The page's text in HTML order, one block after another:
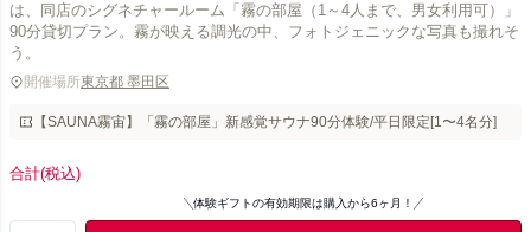
は、同店のシグネチャールーム「霧の部屋（1～4人まで、男女利用可）」
90分貸切プラン。霧が映える調光の中、フォトジェニックな写真も撮れそ
う。
開催場所東京都 墨田区
【SAUNA霧宙】「霧の部屋」新感覚サウナ90分体験/平日限定[1〜4名分]
合計(税込)
体験ギフトの有効期限は購入から6ヶ月！